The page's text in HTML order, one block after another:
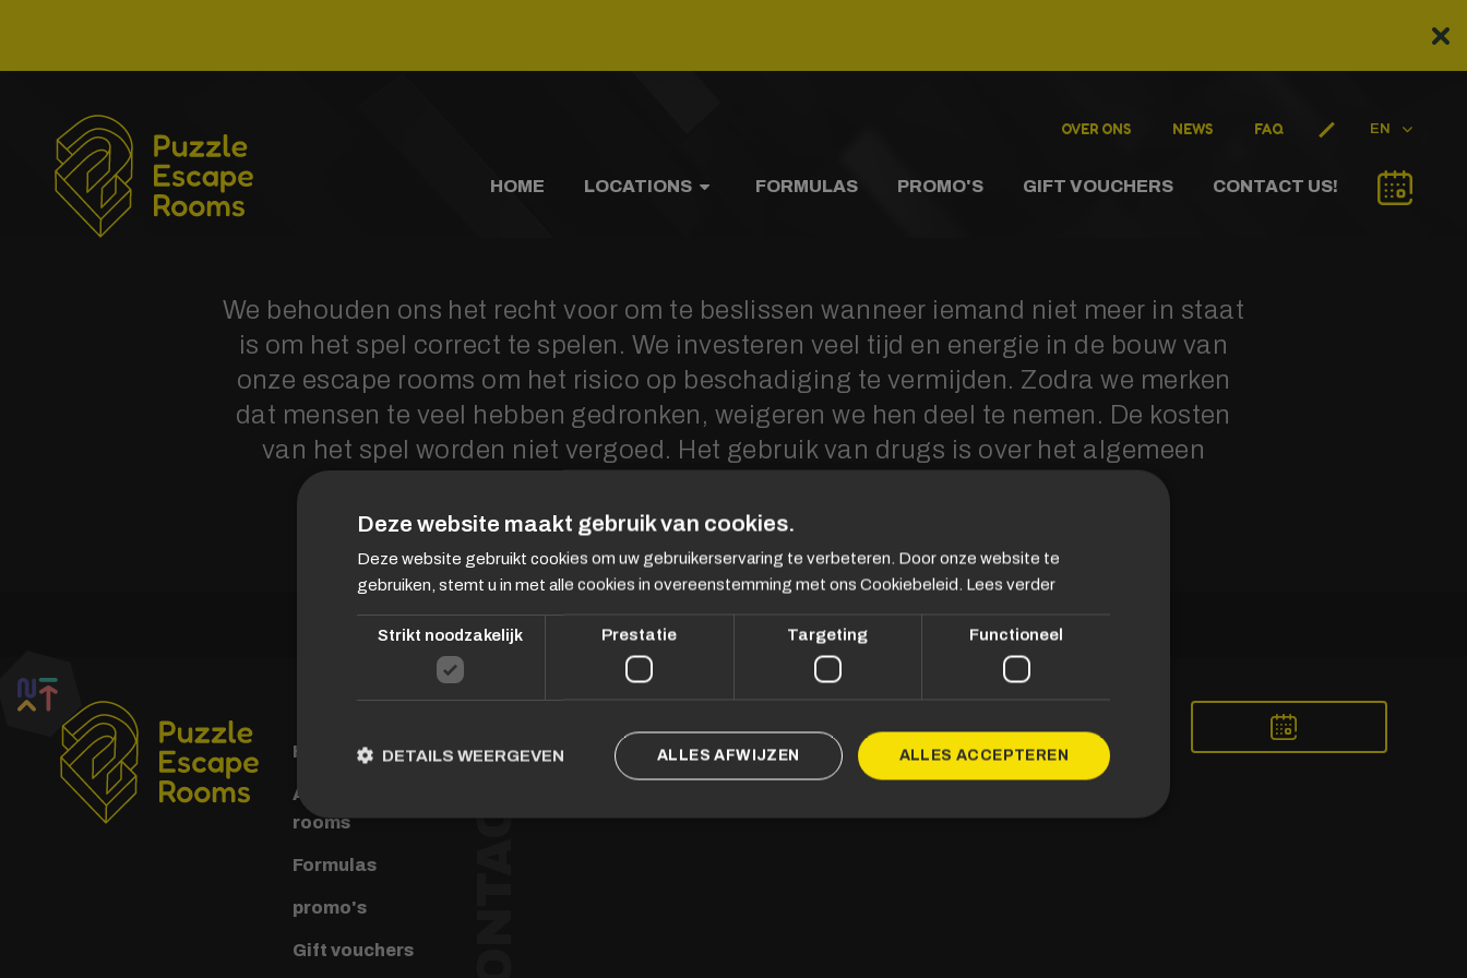
the
OVER ONS NEWS FAQ EN
HOME LOCATIONS FORMULAS PROMO'S GIFT VOUCHERS CONTACT US!
We behouden ons het recht voor om te beslissen wanneer iemand niet meer in staat
is om het spel correct te spelen. We investeren veel tijd en energie in de bouw van
onze escape rooms om het risico op beschadiging te vermijden. Zodra we merken
dat mensen te veel hebben gedronken, weigeren we hen deel te nemen. De kosten
van het spel worden niet vergoed. Het gebruik van drugs is over het algemeen
Home
Aperçu des Escape
rooms
Formulas
promo's
Gift vouchers CONTACT
Deze website maakt gebruik van cookies.
Deze website gebruikt cookies om uw gebruikerservaring te verbeteren. Door onze website te
gebruiken, stemt u in met alle cookies in overeenstemming met ons Cookiebeleid. Lees verder
Strikt noodzakelijk Prestatie Targeting Functioneel
ALLES ACCEPTEREN
ALLES AFWIJZEN
DETAILS WEERGEVEN